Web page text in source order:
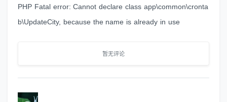
PHP Fatal error: Cannot declare class app\common\cronta
b\UpdateCity, because the name is already in use
暂无评论